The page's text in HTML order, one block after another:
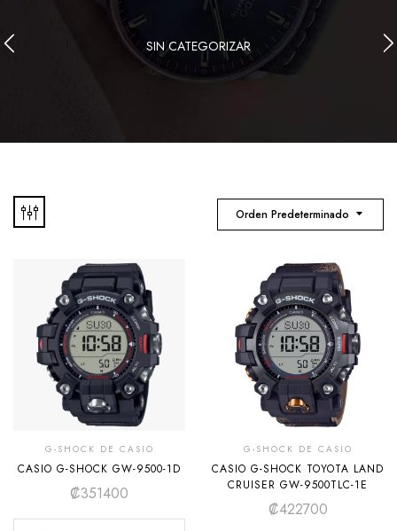
SIN CATEGORIZAR
Orden Predeterminado
G-SHOCK DE CASIO
CASIO G-SHOCK GW-9500-1D
₡351400
G-SHOCK DE CASIO
CASIO G-SHOCK TOYOTA LAND
CRUISER GW-9500TLC-1E
₡422700